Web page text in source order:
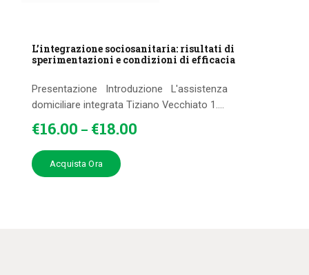
L’integrazione sociosanitaria: risultati di
sperimentazioni e condizioni di efficacia
Presentazione Introduzione L'assistenza
domiciliare integrata Tiziano Vecchiato 1....
€16.00 – €18.00
Acquista Ora